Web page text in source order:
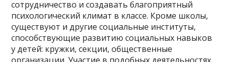
сотрудничество и создавать благоприятный
психологический климат в классе. Кроме школы,
существуют и другие социальные институты,
способствующие развитию социальных навыков
у детей: кружки, секции, общественные